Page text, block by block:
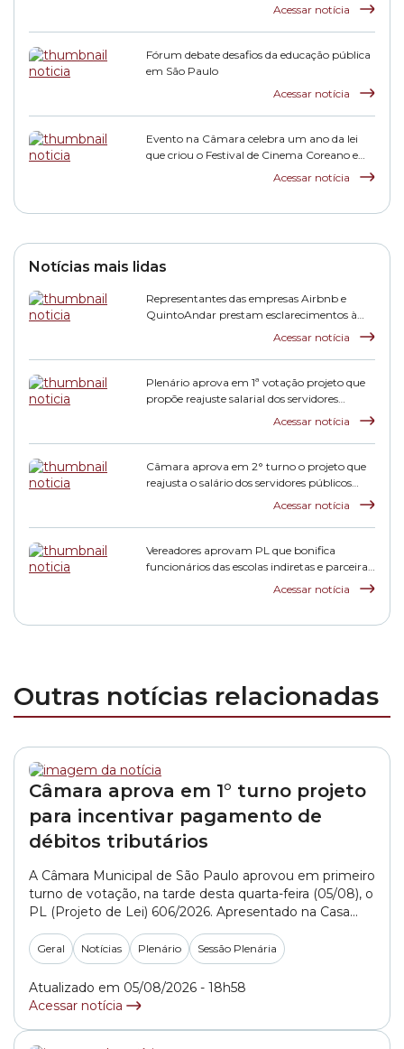
Acessar notícia
Fórum debate desafios da educação pública
em São Paulo
Acessar notícia
Evento na Câmara celebra um ano da lei
que criou o Festival de Cinema Coreano em
Acessar notícia
Notícias mais lidas
Representantes das empresas Airbnb e
QuintoAndar prestam esclarecimentos à
Acessar notícia
Plenário aprova em 1ª votação projeto que
propõe reajuste salarial dos servidores
Acessar notícia
Câmara aprova em 2° turno o projeto que
reajusta o salário dos servidores públicos
Acessar notícia
Vereadores aprovam PL que bonifica
funcionários das escolas indiretas e parceiras
Acessar notícia
Outras notícias relacionadas
Câmara aprova em 1° turno projeto
para incentivar pagamento de
débitos tributários
A Câmara Municipal de São Paulo aprovou em primeiro
turno de votação, na tarde desta quarta-feira (05/08), o
PL (Projeto de Lei) 606/2026. Apresentado na Casa
pelo governo da capital, o texto sugere medidas para
facilitar acordos para o pagamento de dívidas
tributárias. Para incentivar a quitação dos débitos, a
Geral Notícias Plenário Sessão Plenária
Atualizado em 05/08/2026 - 18h58
Acessar notícia